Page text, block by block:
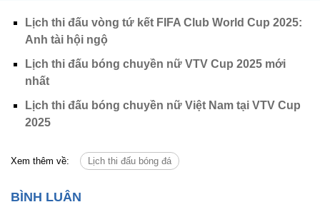
Lịch thi đấu vòng tứ kết FIFA Club World Cup 2025:
Anh tài hội ngộ
Lịch thi đấu bóng chuyền nữ VTV Cup 2025 mới
nhất
Lịch thi đấu bóng chuyền nữ Việt Nam tại VTV Cup
2025
Xem thêm về: Lịch thi đấu bóng đá